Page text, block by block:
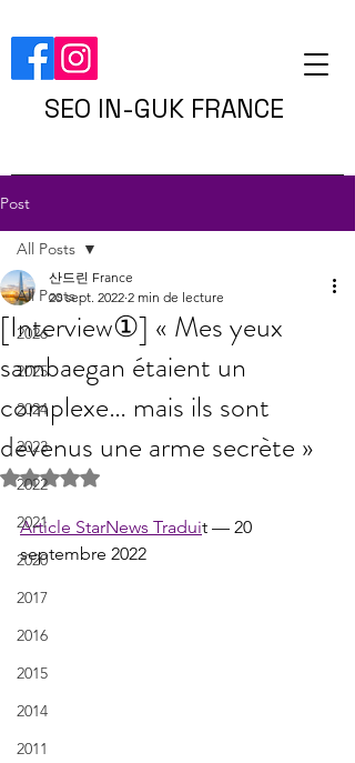
SEO IN-GUK FRANCE
Post
All Posts
2026
2025
2024
2023
2022
2021
2020
2017
2016
2015
2014
2011
All Posts
[Interview①] « Mes yeux
sambaegan étaient un
complexe… mais ils sont
devenus une arme secrète »
산드린 France
20 sept. 2022 2 min de lecture
Noté NaN étoiles sur 5.
Article StarNews Traduit — 20
septembre 2022